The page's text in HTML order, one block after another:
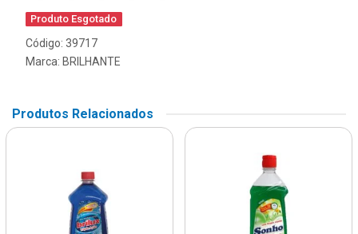
Produto Esgotado
Código: 39717
Marca: BRILHANTE
Produtos Relacionados